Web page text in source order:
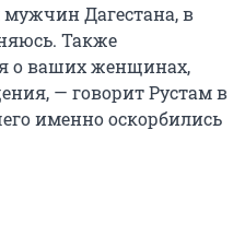
Дагестана, в
Также
о ваших женщинах,
— говорит Рустам в
именно оскорбились